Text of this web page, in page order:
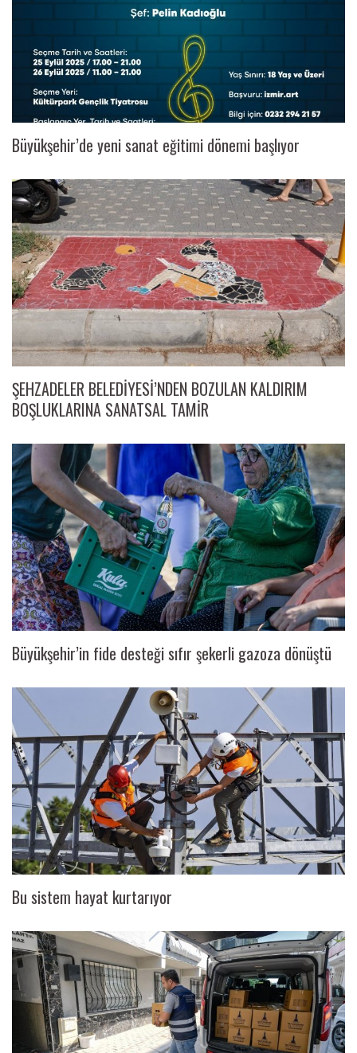
Büyükşehir’de yeni sanat eğitimi dönemi başlıyor
ŞEHZADELER BELEDİYESİ’NDEN BOZULAN KALDIRIM
BOŞLUKLARINA SANATSAL TAMİR
Büyükşehir’in fide desteği sıfır şekerli gazoza dönüştü
Bu sistem hayat kurtarıyor